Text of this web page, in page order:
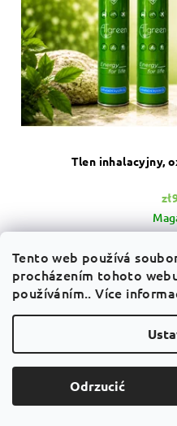
Tento web používá
procházením tohoto
používáním.. Více
Odrzucić
Tlen inhalacyjny,
O₂ Classic 24,96zł za 1
zdrowia naszego
wszystkich funkcji.